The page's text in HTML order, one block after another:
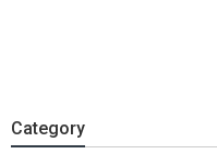
Category